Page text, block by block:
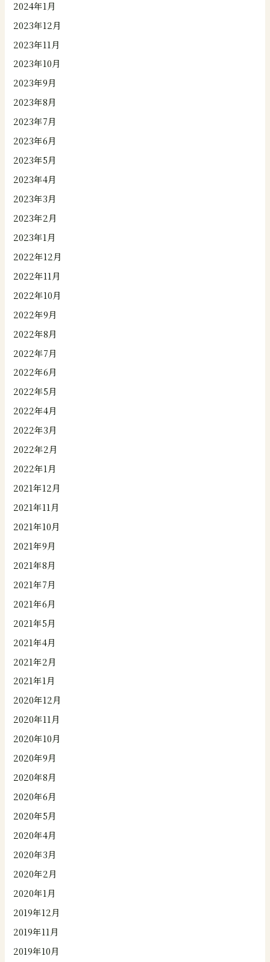
2024年1月
2023年12月
2023年11月
2023年10月
2023年9月
2023年8月
2023年7月
2023年6月
2023年5月
2023年4月
2023年3月
2023年2月
2023年1月
2022年12月
2022年11月
2022年10月
2022年9月
2022年8月
2022年7月
2022年6月
2022年5月
2022年4月
2022年3月
2022年2月
2022年1月
2021年12月
2021年11月
2021年10月
2021年9月
2021年8月
2021年7月
2021年6月
2021年5月
2021年4月
2021年2月
2021年1月
2020年12月
2020年11月
2020年10月
2020年9月
2020年8月
2020年6月
2020年5月
2020年4月
2020年3月
2020年2月
2020年1月
2019年12月
2019年11月
2019年10月